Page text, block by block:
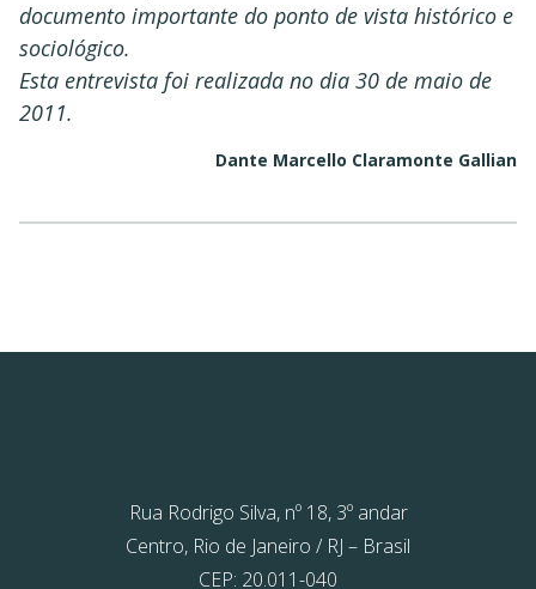
documento importante do ponto de vista histórico e
sociológico.
Esta entrevista foi realizada no dia 30 de maio de
2011.
Dante Marcello Claramonte Gallian
Rua Rodrigo Silva, nº 18, 3º andar
Centro, Rio de Janeiro / RJ – Brasil
CEP: 20.011-040